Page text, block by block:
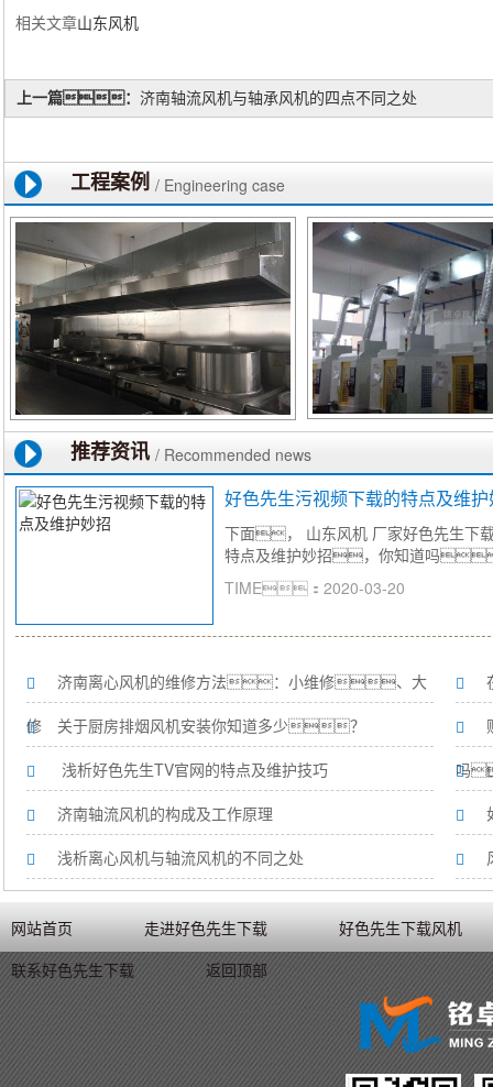
相关文章山东风机
上一篇： 济南轴流风机与轴承风机的四点不同之处
工程案例 / Engineering case
推荐资讯 / Recommended news
好色先生污视频下载的特点及维
下面， 山东风机 厂家好色先生下
特点及维护妙招，你知道吗
TIME：2020-03-20
济南离心风机的维修方法：小维修、大
修
关于厨房排烟风机安装你知道多少？
吗
浅析好色先生TV官网的特点及维护技巧
济南轴流风机的构成及工作原理
浅析离心风机与轴流风机的不同之处
网站首页 走进好色先生下载
好色先生下载风机
联系好色先生下载
返回顶部